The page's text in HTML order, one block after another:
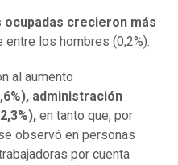
ocupadas crecieron más
entre los hombres (0,2%).
al aumento
administración
en tanto que, por
observó en personas
por cuenta